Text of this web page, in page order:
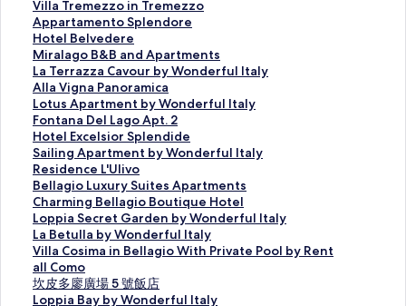
v
a
B
e
l
l
a
g
i
o
W
i
t
h
P
o
o
l
b
B
a
y
b
y
W
o
n
d
e
r
f
u
l
I
t
a
l
y
H
o
t
e
l
V
i
l
l
a
S
e
r
b
e
l
l
o
n
o
n
d
A
p
a
r
t
m
e
n
t
s
的
連
結
l
a
g
i
o
B
e
d
&
B
r
e
a
k
f
a
s
t
的
t
e
l
M
i
r
a
b
e
a
u
的
連
結
l
P
e
r
l
o
P
a
n
o
r
a
m
a
的
連
結
Villa Tremezzo in Tremezzo
V
i
l
l
a
T
r
e
m
e
z
z
o
i
n
T
r
e
m
Appartamento Splendore
A
p
p
a
r
t
a
m
e
n
t
o
S
p
l
e
n
d
Hotel Belvedere
H
o
t
e
l
B
e
l
v
e
d
e
r
e
的
連
結
Miralago B&B and Apartments
M
i
r
a
l
a
g
o
B
&
B
a
n
d
A
p
La Terrazza Cavour by Wonderful Italy
L
a
T
e
r
r
a
z
z
a
C
a
v
o
u
Alla Vigna Panoramica
A
l
l
a
V
i
g
n
a
P
a
n
o
r
Lotus Apartment by Wonderful Italy
L
o
t
u
s
A
p
a
r
t
m
e
n
Fontana Del Lago Apt. 2
F
o
n
t
a
n
a
D
e
l
L
a
Hotel Excelsior Splendide
H
o
t
e
l
E
x
c
e
l
s
Sailing Apartment by Wonderful Italy
S
a
i
l
i
n
g
A
p
a
Residence L'Ulivo
R
e
s
i
d
e
n
c
e
Bellagio Luxury Suites Apartments
B
e
l
l
a
g
i
o
Charming Bellagio Boutique Hotel
C
h
a
r
m
i
n
Loppia Secret Garden by Wonderful Italy
L
o
p
p
i
a
La Betulla by Wonderful Italy
L
a
B
e
t
Villa Cosima in Bellagio With Private Pool by Rent
all Como
V
i
l
l
坎皮多廖廣場 5 號飯店
坎
皮
Loppia Bay by Wonderful Italy
L